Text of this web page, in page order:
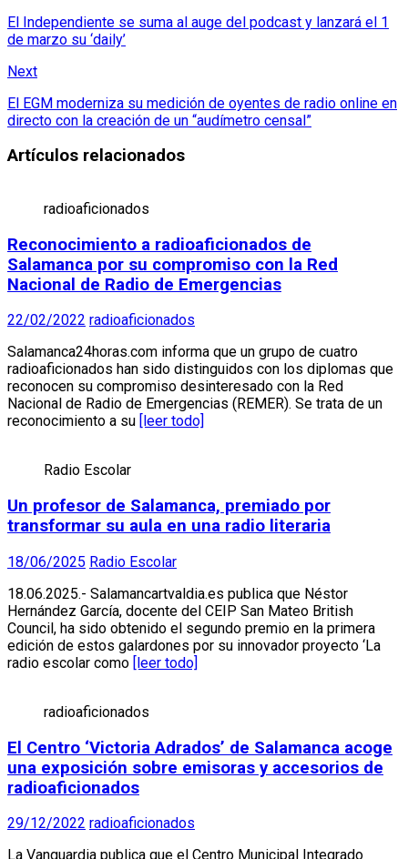
El Independiente se suma al auge del podcast y lanzará el 1
de marzo su ‘daily’
Next
El EGM moderniza su medición de oyentes de radio online en
directo con la creación de un “audímetro censal”
Artículos relacionados
radioaficionados
Reconocimiento a radioaficionados de
Salamanca por su compromiso con la Red
Nacional de Radio de Emergencias
22/02/2022 radioaficionados
Salamanca24horas.com informa que un grupo de cuatro
radioaficionados han sido distinguidos con los diplomas que
reconocen su compromiso desinteresado con la Red
Nacional de Radio de Emergencias (REMER). Se trata de un
reconocimiento a su
[leer todo]
Radio Escolar
Un profesor de Salamanca, premiado por
transformar su aula en una radio literaria
18/06/2025 Radio Escolar
18.06.2025.- Salamancartvaldia.es publica que Néstor
Hernández García, docente del CEIP San Mateo British
Council, ha sido obtenido el segundo premio en la primera
edición de estos galardones por su innovador proyecto ‘La
radio escolar como [leer todo]
radioaficionados
El Centro ‘Victoria Adrados’ de Salamanca acoge
una exposición sobre emisoras y accesorios de
radioaficionados
29/12/2022 radioaficionados
La Vanguardia publica que el Centro Municipal Integrado